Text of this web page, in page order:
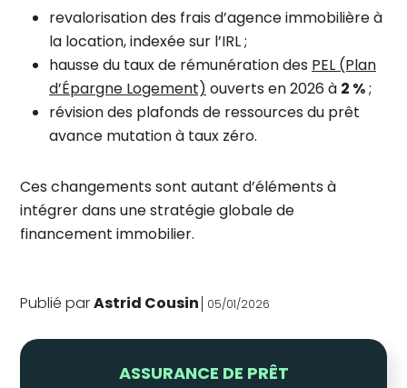
revalorisation des frais d’agence immobilière à
la location, indexée sur l’IRL ;
hausse du taux de rémunération des PEL (Plan
d’Épargne Logement) ouverts en 2026 à 2 %;
révision des plafonds de ressources du prêt
avance mutation à taux zéro.
Ces changements sont autant d’éléments à
intégrer dans une stratégie globale de
financement immobilier.
Publié parAstrid Cousin 05/01/2026
ASSURANCE DE PRÊT